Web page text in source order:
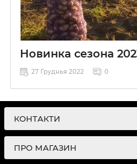
Новинка сезона
27 Груднья 2022 0
КОНТАКТИ
ПРО МАГАЗИН